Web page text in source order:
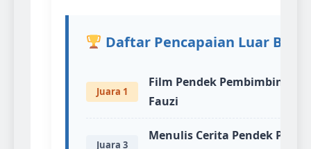
Daftar Pencapaian Luar
Juara 1
Film Pendek Pembimbing
Fauzi
Juara 3
Menulis Cerita Pendek